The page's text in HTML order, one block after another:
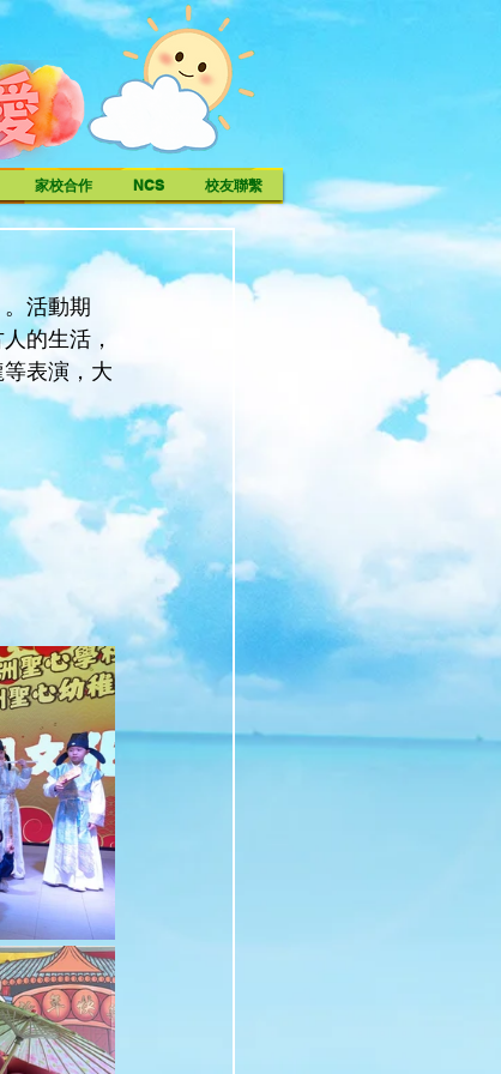
家校合作 NCS 校友聯繫
活動期
的生活，
表演，大